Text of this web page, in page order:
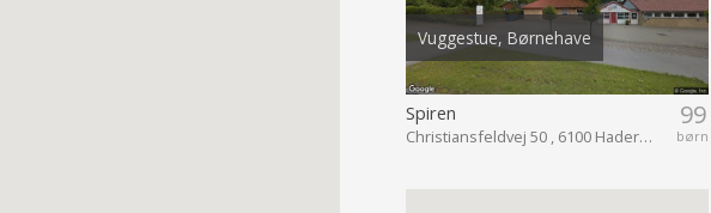
Vuggestue, Børnehave
99
børn
Spiren
Christiansfeldvej 50 , 6100 Haderslev